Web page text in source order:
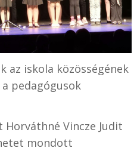
az iskola közösségének
pedagógusok
Horváthné Vincze Judit
mondott